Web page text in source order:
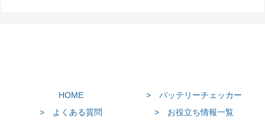
HOME
> バッテリーチェッカー
> よくある質問
> お役立ち情報一覧